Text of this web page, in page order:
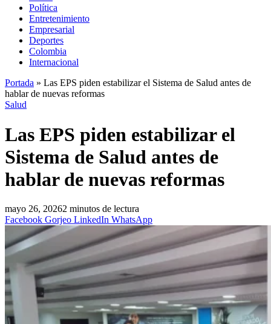
Política
Entretenimiento
Empresarial
Deportes
Colombia
Internacional
Portada » Las EPS piden estabilizar el Sistema de Salud antes de
hablar de nuevas reformas
Salud
Las EPS piden estabilizar el
Sistema de Salud antes de
hablar de nuevas reformas
mayo 26, 20262 minutos de lectura
Facebook Gorjeo LinkedIn WhatsApp